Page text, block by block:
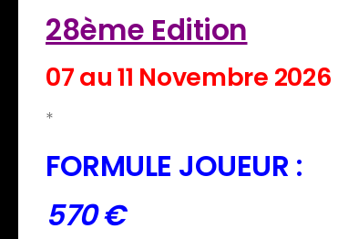
28ème Edition
07 au 11 Novembre 2026
*
FORMULE JOUEUR :
570€